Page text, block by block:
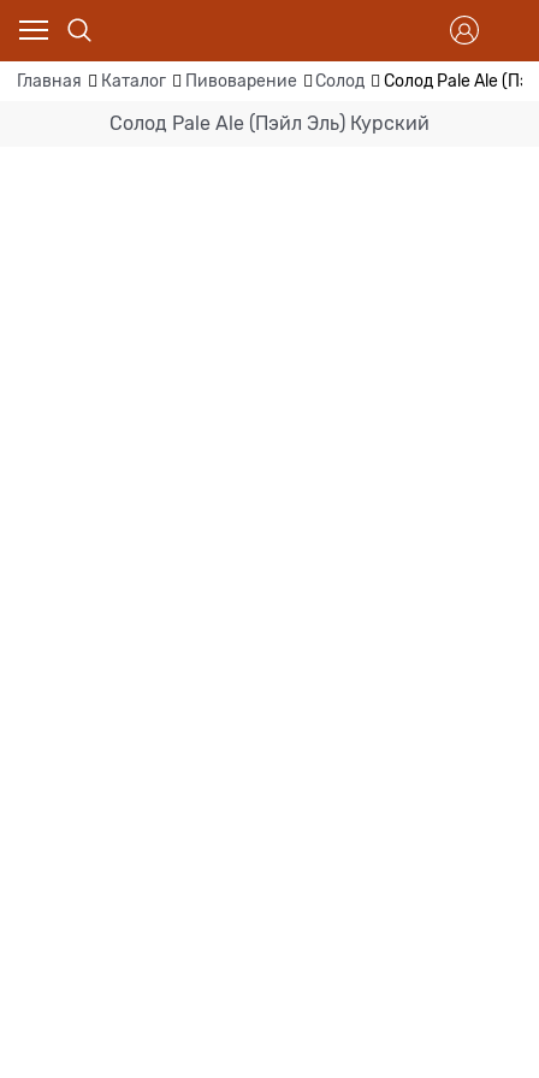
Главная Каталог Пивоварение Солод Солод Pale Ale
Солод Pale Ale (Пэйл Эль) Курский